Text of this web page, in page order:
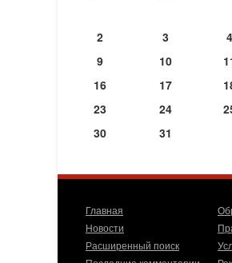
2
3 4
9
10
16
17
23
24
30
31
Главная
Новости
Расширенный поиск